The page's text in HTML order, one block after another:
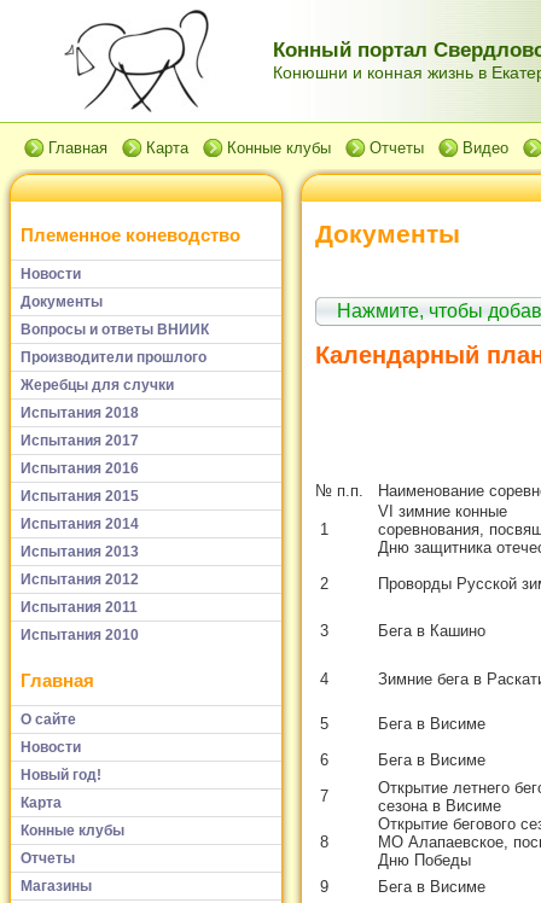
Конный портал
Конюшни и конная жизнь в
Главная Карта Конные клубы Отчеты Видео
Племенное коневодство
Новости
Документы
Вопросы и ответы ВНИИК
Производители прошлого
Жеребцы для случки
Испытания 2018
Испытания 2017
Испытания 2016
Испытания 2015
Испытания 2014
Испытания 2013
Испытания 2012
Испытания 2011
Испытания 2010
Главная
О сайте
Новости
Новый год!
Карта
Конные клубы
Отчеты
Магазины
Документы
Нажмите, чтобы
Календарный
№ п.п. Наименование
1
VI зимние конные
соревнования,
Дню защитника
2
Проворды Русской
3 Бега в Кашино
4 Зимние бега в
5
Бега в Висиме
6
Бега в Висиме
7
Открытие летнего
сезона в Висиме
8
Открытие бегового
МО Алапаевское,
Дню Победы
9
Бега в Висиме